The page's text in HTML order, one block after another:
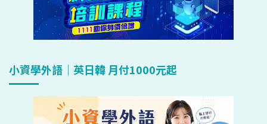
小資學外語｜英日韓 月付1000元起